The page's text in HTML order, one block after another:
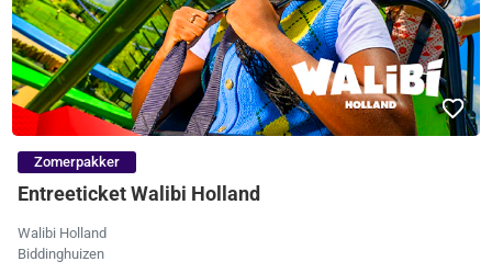
Zomerpakker
Entreeticket Walibi Holland
Walibi Holland
Biddinghuizen